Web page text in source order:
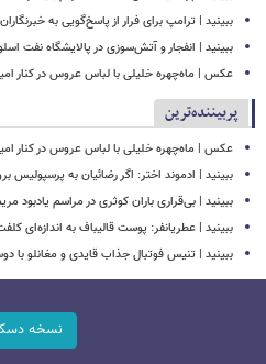
ببینید | ترامپ برای فرار از پاسخ‌گویی به
ببینید | انفجار و آتش‌سوزی در پالایشگاه نفت
عکس | ماه‌چهره خلیلی با لباس عروس در کنار
پربیننده‌ترین
عکس | ماه‌چهره خلیلی با لباس عروس در کنار
ببینید | ادموند اختر: اگر رضائیان به
ببینید | بی‌قراری باران کوثری در مراسم یادبود
ببینید | عطریانفر: پوست قالیباف به اندازه‌ای
ببینید | تنیس فوتبال جذاب قایدی و مغانلو با
نسخه